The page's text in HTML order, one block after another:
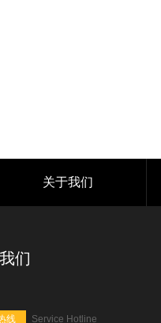
关于我们
们
线 Service Hotline